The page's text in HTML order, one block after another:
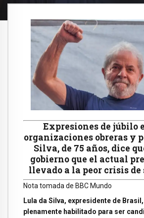
Expresiones de júbilo
organizaciones obreras y
Silva, de 75 años, dice
gobierno que el actual
llevado a la peor crisis
Nota tomada de BBC Mundo
Lula da Silva, expresidente de
plenamente habilitado para ser